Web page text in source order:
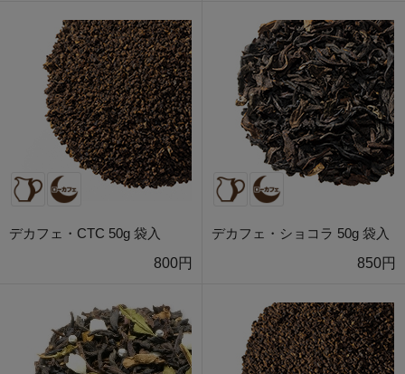
デカフェ・CTC 50g 袋入
800円
デカフェ・ショコラ 50g 袋入
850円